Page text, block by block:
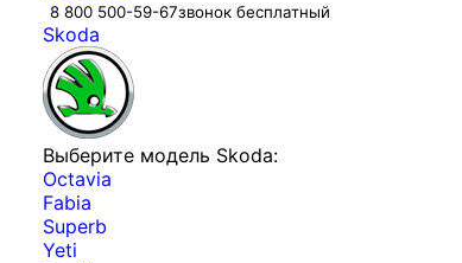
8 800 500-59-67звонок бесплатный
Skoda
Выберите модель Skoda:
Octavia
Fabia
Superb
Yeti